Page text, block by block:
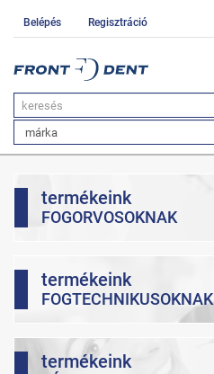
Belépés Regisztráció
termékeink
FOGORVOSOKNAK
termékeink
FOGTECHNIKUSOKNAK
termékeink